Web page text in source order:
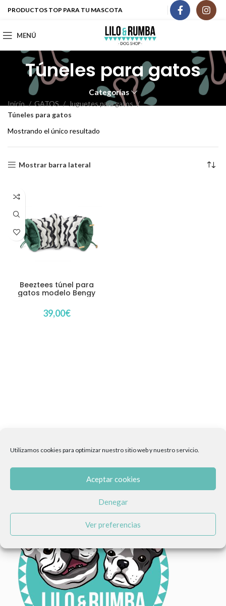
Utilizamos cookies para optimizar nuestro sitio web y nuestro servicio.
Aceptar cookies
Denegar
Ver preferencias
PRODUCTOS TOP PARA TU MASCOTA
MENÚ
Túneles para gatos
Categorías
Inicio GATOS
Juguetes para gatos
Túneles para gatos
Mostrando el único resultado
Mostrar barra lateral
Beeztees túnel para
gatos modelo Bengy
39,00€